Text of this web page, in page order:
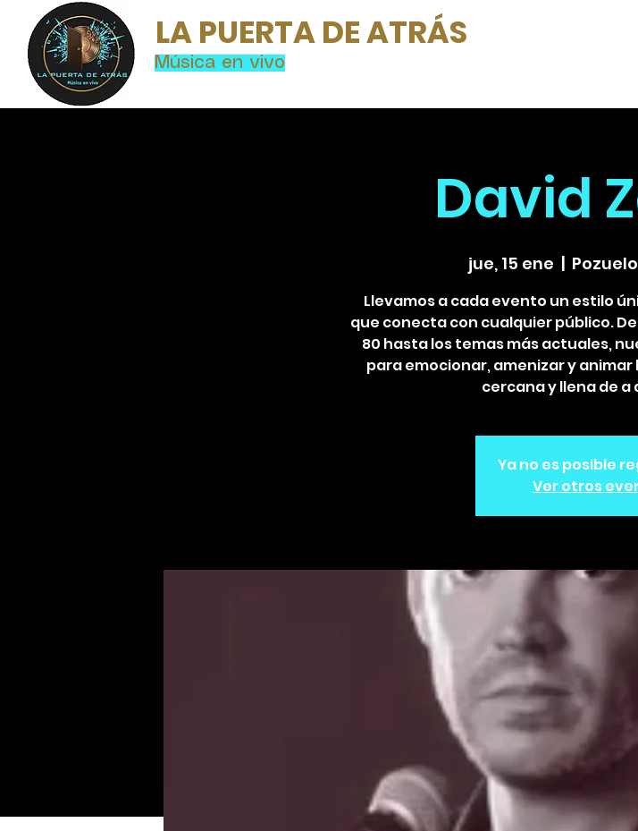
LA PUERTA DE ATRÁS
Música en vivo
David
jue, 15 ene
  |
Llevamos a cada evento un estilo
que conecta con cualquier público.
80 hasta los temas más actuales,
para emocionar, amenizar y
cercana y llena de a
Ya no es posible
Ver otros